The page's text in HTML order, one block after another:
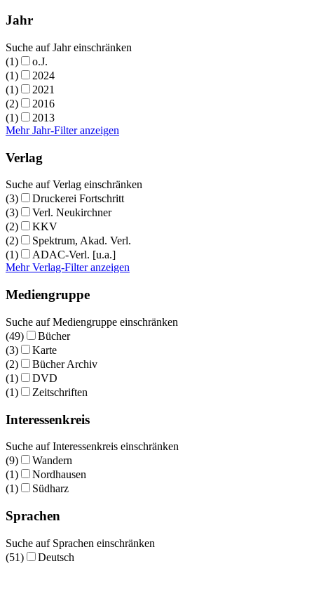
Jahr
Suche auf Jahr einschränken
(1)
o.J.
(1)
2024
(1)
2021
(2)
2016
(1)
2013
Mehr Jahr-Filter anzeigen
Verlag
Suche auf Verlag einschränken
(3)
Druckerei Fortschritt
(3)
Verl. Neukirchner
(2)
KKV
(2)
Spektrum, Akad. Verl.
(1)
ADAC-Verl. [u.a.]
Mehr Verlag-Filter anzeigen
Mediengruppe
Suche auf Mediengruppe einschränken
(49)
Bücher
(3)
Karte
(2)
Bücher Archiv
(1)
DVD
(1)
Zeitschriften
Interessenkreis
Suche auf Interessenkreis einschränken
(9)
Wandern
(1)
Nordhausen
(1)
Südharz
Sprachen
Suche auf Sprachen einschränken
(51)
Deutsch